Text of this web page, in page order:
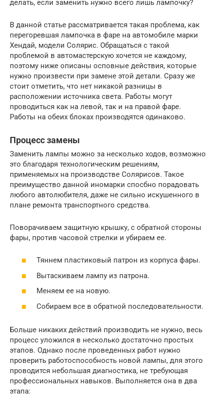
делать, если заменить нужно всего лишь лампочку?
В данной статье рассматривается такая проблема, как
перегоревшая лампочка в фаре на автомобиле марки
Хендай, модели Солярис. Обращаться с такой
проблемой в автомастерскую хочется не каждому,
поэтому ниже описаны осповные действия, которые
нужно произвести при замене этой детали. Сразу же
стоит отметить, что нет никакой разницы в
расположении источника света. Работы могут
проводиться как на левой, так и на правой фаре.
Работы на обеих блоках производятся одинаково.
Процесс замены
Заменить лампы можно за несколько ходов, возможно
это благодаря технологическим решениям,
применяемых на производстве Солярисов. Такое
преимущество данной иномарки спосбно порадовать
любого автолюбителя, даже не сильно искушенного в
плане ремонта транспортного средства.
Поворачиваем защитную крышку, с обратной стороны
фары, против часовой стрелки и убираем ее.
Тяннем пластиковый патрон из корпуса фары.
Вытаскиваем лампу из патрона.
Меняем ее на новую.
Собираем все в обратной последовательности.
Больше никаких действий производить не нужно, весь
процесс уложился в несколько достаточно простых
этапов. Однако после проведенных работ нужно
проверить работоспособность новой лампы, для этого
проводится небольшая диагностика, не требующая
профессиональных навыков. Выполняется она в два
этапа: